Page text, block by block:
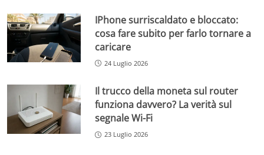
IPhone surriscaldato e bloccato:
cosa fare subito per farlo tornare a
caricare
24 Luglio 2026
Il trucco della moneta sul router
funziona davvero? La verità sul
segnale Wi-Fi
23 Luglio 2026